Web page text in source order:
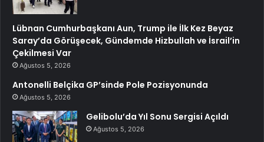
Lübnan Cumhurbaşkanı Aun, Trump ile İlk Kez Beyaz
Saray’da Görüşecek, Gündemde Hizbullah ve İsrail’in
Çekilmesi Var
Ağustos 5, 2026
Antonelli Belçika GP’sinde Pole Pozisyonunda
Ağustos 5, 2026
Gelibolu’da Yıl Sonu Sergisi Açıldı
Ağustos 5, 2026